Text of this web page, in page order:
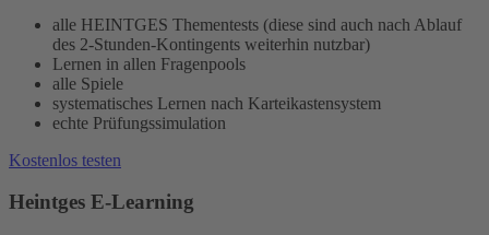
alle HEINTGES Thementests (diese sind auch nach Ablauf
des 2-Stunden-Kontingents weiterhin nutzbar)
Lernen in allen Fragenpools
alle Spiele
systematisches Lernen nach Karteikastensystem
echte Prüfungssimulation
Kostenlos testen
Heintges E-Learning